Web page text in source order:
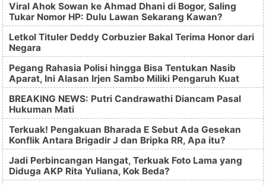
Viral Ahok Sowan ke Ahmad Dhani di Bogor, Saling
Tukar Nomor HP: Dulu Lawan Sekarang Kawan?
Letkol Tituler Deddy Corbuzier Bakal Terima Honor dari
Negara
Pegang Rahasia Polisi hingga Bisa Tentukan Nasib
Aparat, Ini Alasan Irjen Sambo Miliki Pengaruh Kuat
BREAKING NEWS: Putri Candrawathi Diancam Pasal
Hukuman Mati
Terkuak! Pengakuan Bharada E Sebut Ada Gesekan
Konflik Antara Brigadir J dan Bripka RR, Apa itu?
Jadi Perbincangan Hangat, Terkuak Foto Lama yang
Diduga AKP Rita Yuliana, Kok Beda?